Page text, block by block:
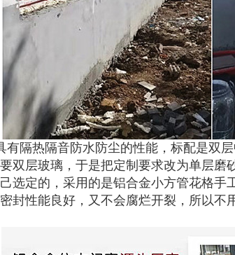
有隔热隔音防水防尘的性能，标配是双
双层玻璃，于是把定制要求改为单层磨
选定的，采用的是铝合金小方管花格
封性能良好，又不会腐烂开裂，所以